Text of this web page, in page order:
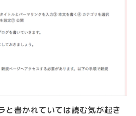
と書かれていては読む気が起き